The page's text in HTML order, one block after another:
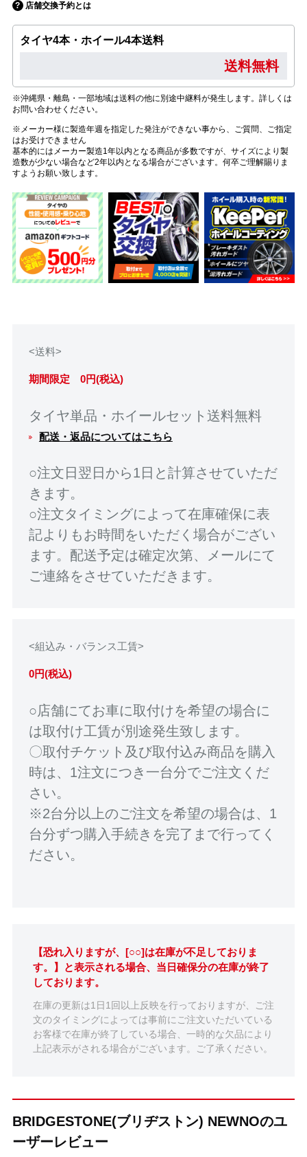
店舗交換予約とは
タイヤ4本・ホイール4本送料
送料無料
※沖縄県・離島・一部地域は送料の他に別途中継料が発生します。詳しくは
お問い合わせください。
※メーカー様に製造年週を指定した発注ができない事から、ご質問、ご指定
はお受けできません
基本的にはメーカー製造1年以内となる商品が多数ですが、サイズにより製
造数が少ない場合など2年以内となる場合がございます。何卒ご理解賜りま
すようお願い致します。
<送料>
期間限定 0円(税込)
タイヤ単品・ホイールセット送料無料
配送・返品についてはこちら
○注文日翌日から1日と計算させていただ
きます。
○注文タイミングによって在庫確保に表
記よりもお時間をいただく場合がござい
ます。配送予定は確定次第、メールにて
ご連絡をさせていただきます。
<組込み・バランス工賃>
0円(税込)
○店舗にてお車に取付けを希望の場合に
は取付け工賃が別途発生致します。
〇取付チケット及び取付込み商品を購入
時は、1注文につき一台分でご注文くだ
さい。
※2台分以上のご注文を希望の場合は、1
台分ずつ購入手続きを完了まで行ってく
ださい。
【恐れ入りますが、[○○]は在庫が不足しておりま
す。】と表示される場合、当日確保分の在庫が終了
しております。
在庫の更新は1日1回以上反映を行っておりますが、ご注
文のタイミングによっては事前にご注文いただいている
お客様で在庫が終了している場合、一時的な欠品により
上記表示がされる場合がございます。ご了承ください。
BRIDGESTONE(ブリヂストン) NEWNOのユ
ーザーレビュー